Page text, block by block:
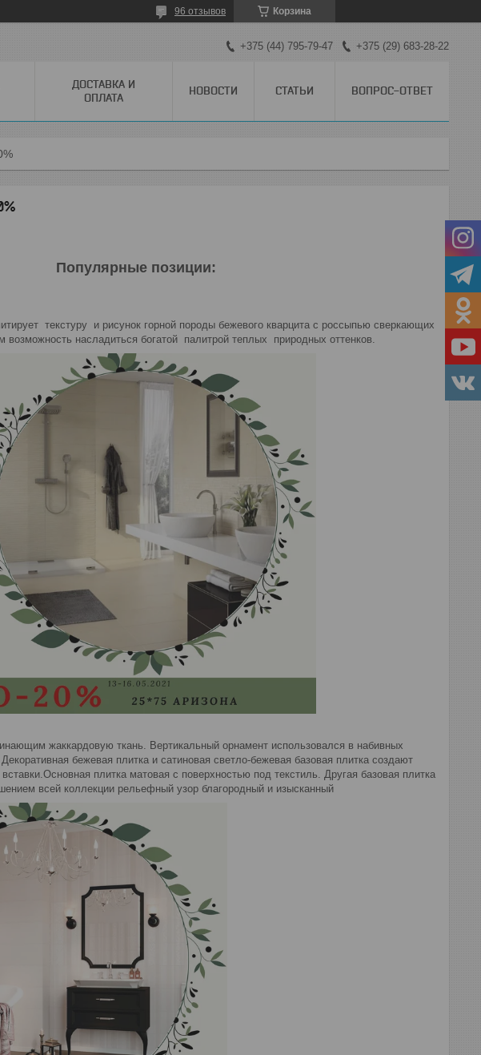
Корзина
96 отзывов
+375 (44) 795-79-47 +375 (29) 683-28-22
ДОСТАВКА И
ОПЛАТА
НОВОСТИ СТАТЬИ ВОПРОС-ОТВЕТ
Популярные позиции:
текстуру и рисунок горной породы бежевого кварцита с россыпью сверкающих
насладиться богатой палитрой теплых природных оттенков.
жаккардовую ткань. Вертикальный орнамент использовался в набивных
бежевая плитка и сатиновая светло-бежевая базовая плитка создают
плитка матовая с поверхностью под текстиль. Другая базовая плитка
всей коллекции рельефный узор благородный и изысканный